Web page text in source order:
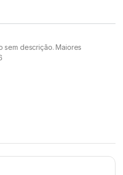
sem descrição. Maiores